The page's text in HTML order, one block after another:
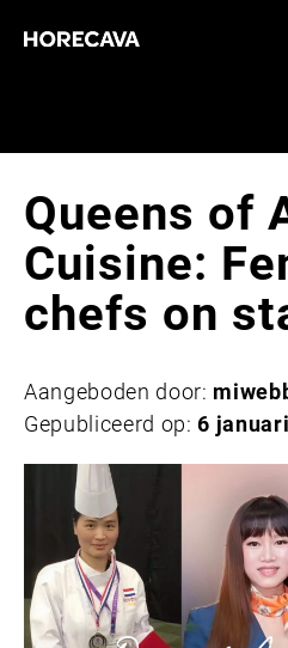
Queens of
Cuisine:
chefs on
Aangeboden door:
Gepubliceerd op:6